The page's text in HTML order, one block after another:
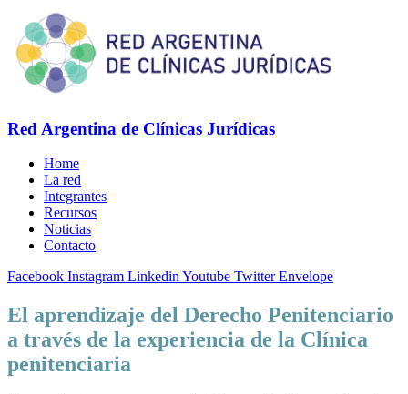
Red Argentina de Clínicas Jurídicas
Home
La red
Integrantes
Recursos
Noticias
Contacto
Facebook Instagram LinkedinYoutube Twitter Envelope
El aprendizaje del Derecho Penitenciario
a través de la experiencia de la Clínica
penitenciaria